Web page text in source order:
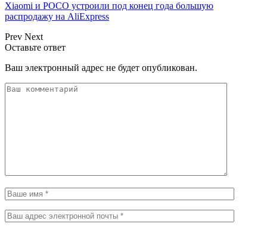
Xiaomi и POCO устроили под конец года большую
распродажу на AliExpress
Prev Next
Оставьте ответ
Ваш электронный адрес не будет опубликован.